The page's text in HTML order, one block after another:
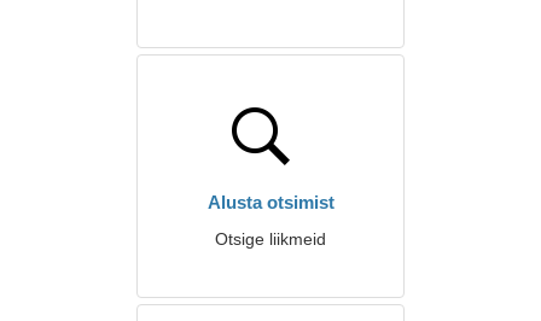
Alusta otsimist
Otsige liikmeid